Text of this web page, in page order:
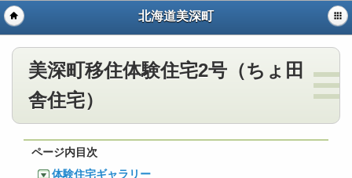
北海道美深町
美深町移住体験住宅2号（ちょ田
舎住宅）
ページ内目次
体験住宅ギャラリー